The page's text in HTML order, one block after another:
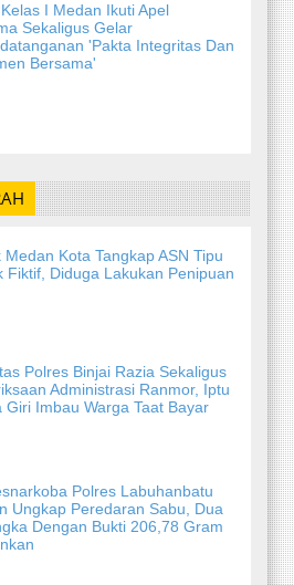
I Medan Ikuti Apel
Sekaligus Gelar
'Pakta Integritas Dan
Bersama'
Medan Kota Tangkap ASN Tipu
Fiktif, Diduga Lakukan Penipuan
Polres Binjai Razia Sekaligus
Administrasi Ranmor, Iptu
Giri Imbau Warga Taat Bayar
Polres Labuhanbatu
Ungkap Peredaran Sabu, Dua
Dengan Bukti 206,78 Gram